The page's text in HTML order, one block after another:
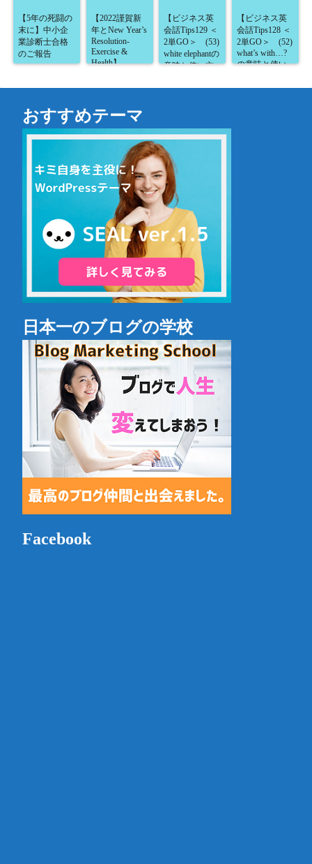
【5年の死闘の
末に】中小企
業診断士合格
のご報告
【2022謹賀新
年とNew Year’s
Resolution-
Exercise &
Health】
【ビジネス英
会話Tips129 ＜
2単GO＞ (53)
white elephantの
意味と使い方
る！】
【ビジネス英
会話Tips128 ＜
2単GO＞ (52)
what’s with…?
の意味と使い
る！】
おすすめテーマ
日本一のブログの学校
Facebook